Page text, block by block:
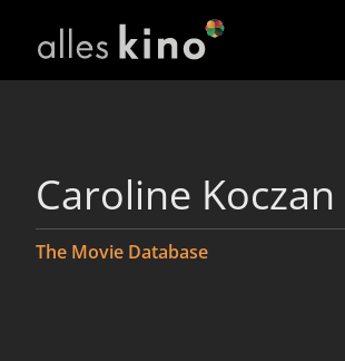
Caroline Koczan
The Movie Database